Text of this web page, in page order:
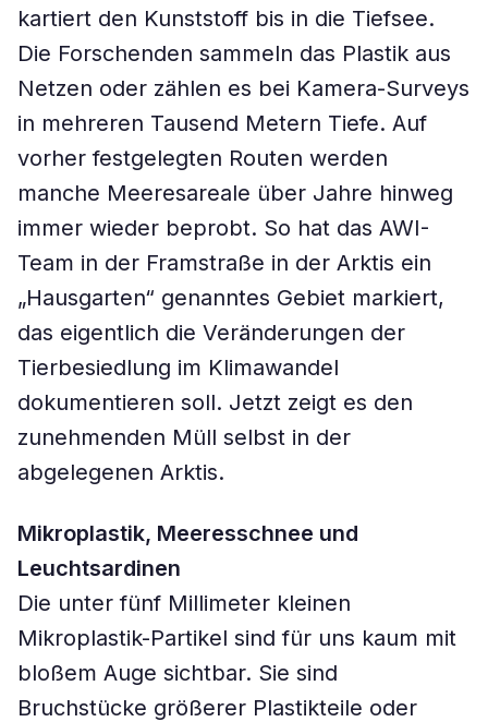
kartiert den Kunststoff bis in die Tiefsee.
Die Forschenden sammeln das Plastik aus
Netzen oder zählen es bei Kamera-Surveys
in mehreren Tausend Metern Tiefe. Auf
vorher festgelegten Routen werden
manche Meeresareale über Jahre hinweg
immer wieder beprobt. So hat das AWI-
Team in der Framstraße in der Arktis ein
„Hausgarten“ genanntes Gebiet markiert,
das eigentlich die Veränderungen der
Tierbesiedlung im Klimawandel
dokumentieren soll. Jetzt zeigt es den
zunehmenden Müll selbst in der
abgelegenen Arktis.
Mikroplastik, Meeresschnee und
Leuchtsardinen
Die unter fünf Millimeter kleinen
Mikroplastik-Partikel sind für uns kaum mit
bloßem Auge sichtbar. Sie sind
Bruchstücke größerer Plastikteile oder